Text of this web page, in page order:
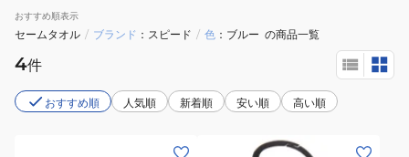
おすすめ順表示
セームタオル / ブランド スピード / 色 ブルー の商品一覧
4件
おすすめ順 人気順 新着順 安い順 高い順